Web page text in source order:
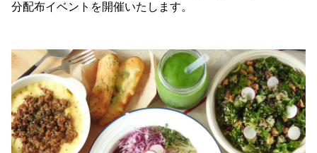
分配布イベントを開催いたします。